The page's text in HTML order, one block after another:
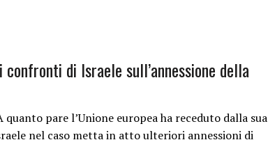
confronti di Israele sull’annessione della
pare l’Unione europea ha receduto dalla sua
nel caso metta in atto ulteriori annessioni di